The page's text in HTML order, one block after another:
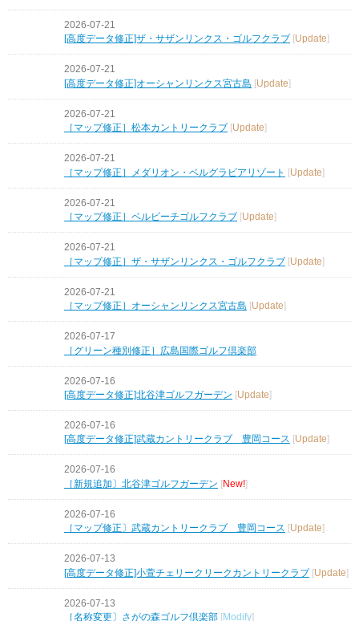
2026-07-21
[高度データ修正]ザ・サザンリンクス・ゴルフクラブ
Update
2026-07-21
[高度データ修正]オーシャンリンクス宮古島 [Update]
2026-07-21
［マップ修正］松本カントリークラブ
Update
2026-07-21
［マップ修正］メダリオン・ベルグラビアリゾート
[Update]
2026-07-21
［マップ修正］ベルビーチゴルフクラブ [Update]
2026-07-21
［マップ修正］ザ・サザンリンクス・ゴルフクラブ [Update]
2026-07-21
［マップ修正］オーシャンリンクス宮古島 [Update]
2026-07-17
［グリーン種別修正］広島国際ゴルフ倶楽部
2026-07-16
[高度データ修正]北谷津ゴルフガーデン [Update]
2026-07-16
[高度データ修正]武蔵カントリークラブ 豊岡コース
Update
2026-07-16
［新規追加〕北谷津ゴルフガーデン [New!]
2026-07-16
［マップ修正〕武蔵カントリークラブ 豊岡コース
Update
2026-07-13
[高度データ修正]小萱チェリークリークカントリークラブ [Update]
2026-07-13
［名称変更〕さがの森ゴルフ倶楽部
Modify